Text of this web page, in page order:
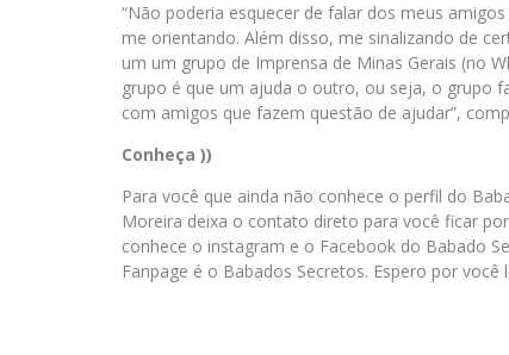
“Não poderia esquecer de falar dos meus
me orientando. Além disso, me sinalizando de
um um grupo de Imprensa de Minas Gerais (no
grupo é que um ajuda o outro, ou seja, o grupo
com amigos que fazem questão de ajudar”,
Conheça ))
Para você que ainda não conhece o perfil do
Moreira deixa o contato direto para você ficar
conhece o instagram e o Facebook do Babado
Fanpage é o Babados Secretos. Espero por